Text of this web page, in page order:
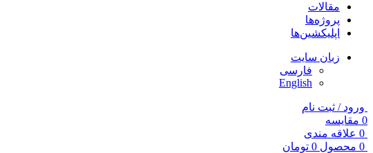
مقالات
پروژه‌ها
اپلیکشین‌ها
زبان سایت
فارسی
English
ورود / ثبت نام
0 مقایسه
0 علاقه مندی
0 محصول 0 تومان